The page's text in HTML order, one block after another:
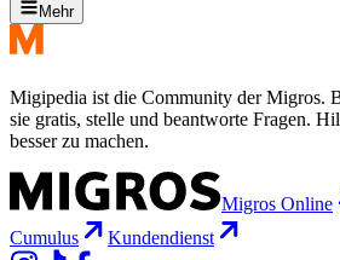
Mehr
Migipedia ist die Community der Migros.
sie gratis, stelle und beantworte Fragen.
besser zu machen.
Migros Online
Cumulus
Kundendienst